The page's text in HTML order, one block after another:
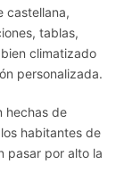
castellana,
tablas,
climatizado
personalizada.
hechas de
habitantes de
pasar por alto la